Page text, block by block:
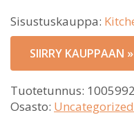
Sisustuskauppa:
SIIRRY KAUPPAAN »
Tuotetunnus:
Osasto: Uncategorized